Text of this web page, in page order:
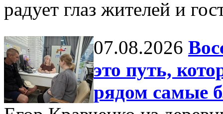
радует глаз жителей и
07.08.2026
это путь,
рядом самые